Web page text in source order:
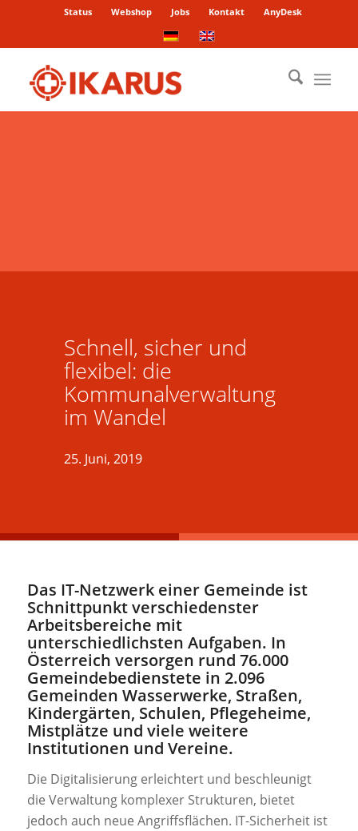
Status Webshop Jobs Kontakt AnyDesk
Schnell, sicher und
flexibel: die
Kommunalverwaltung
im Wandel
25. Juni, 2019
Das IT-Netzwerk einer Gemeinde ist
Schnittpunkt verschiedenster
Arbeitsbereiche mit
unterschiedlichsten Aufgaben. In
Österreich versorgen rund 76.000
Gemeindebedienstete in 2.096
Gemeinden Wasserwerke, Straßen,
Kindergärten, Schulen, Pflegeheime,
Mistplätze und viele weitere
Institutionen und Vereine.
Die Digitalisierung erleichtert und beschleunigt
die Verwaltung komplexer Strukturen, bietet
jedoch auch neue Angriffsflächen. IT-Sicherheit ist